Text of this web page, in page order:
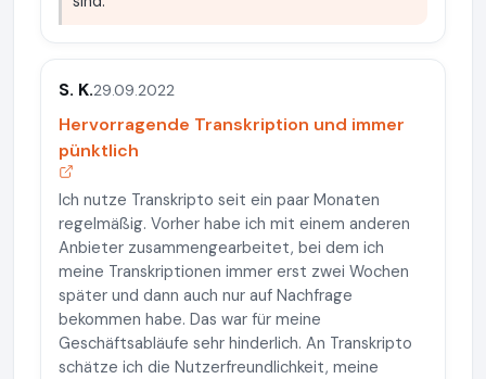
S. K.29.09.2022
Hervorragende Transkription und immer
pünktlich
Ich nutze Transkripto seit ein paar Monaten
regelmäßig. Vorher habe ich mit einem anderen
Anbieter zusammengearbeitet, bei dem ich
meine Transkriptionen immer erst zwei Wochen
später und dann auch nur auf Nachfrage
bekommen habe. Das war für meine
Geschäftsabläufe sehr hinderlich. An Transkripto
schätze ich die Nutzerfreundlichkeit, meine